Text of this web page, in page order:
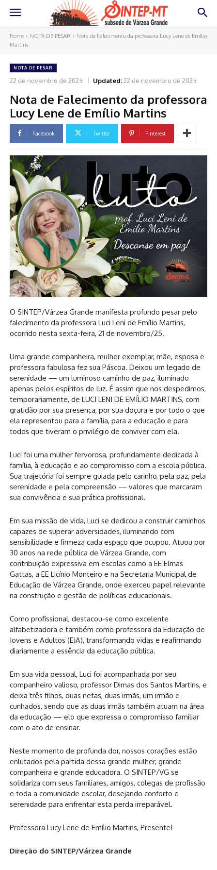
Home NOTA DE PESAR
Nota de Falecimento da professora Lucy Lene de Emílio
Martins
NOTA DE PESAR
22 de novembro de 2025 Updated:22 de novembro de 2025
Nota de Falecimento da professora
Lucy Lene de Emílio Martins
Facebook Twitter Pinterest
O SINTEP/Várzea Grande manifesta profundo pesar pelo
falecimento da professora Luci Leni de Emílio Martins,
ocorrido nesta sexta-feira, 21 de novembro/25.
Uma grande companheira, mulher exemplar, mãe, esposa e
professora fabulosa fez sua Páscoa. Deixou um legado de
serenidade — um luminoso caminho de paz, iluminado
apenas pelos espíritos de luz. É assim que nos despedimos,
temporariamente, de LUCI LENI DE EMÍLIO MARTINS, com
gratidão por sua presença, por sua doçura e por tudo o que
ela representou para a família, para a educação e para
todos que tiveram o privilégio de conviver com ela.
Luci foi uma mulher fervorosa, profundamente dedicada à
família, à educação e ao compromisso com a escola pública.
Sua trajetória foi sempre guiada pelo carinho, pela paz, pela
serenidade e pela compreensão — valores que marcaram
sua convivência e sua prática profissional.
Em sua missão de vida, Luci se dedicou a construir caminhos
capazes de superar adversidades, iluminando com
sensibilidade e firmeza cada espaço que ocupou. Atuou por
30 anos na rede pública de Várzea Grande, com
contribuição expressiva em escolas como a EE Elmas
Gattas, a EE Licínio Monteiro e na Secretaria Municipal de
Educação de Várzea Grande, onde exerceu papel relevante
na construção e gestão de políticas educacionais.
Como profissional, destacou-se como excelente
alfabetizadora e também como professora da Educação de
Jovens e Adultos (EJA), transformando vidas e reafirmando
diariamente a essência da educação pública.
Em sua vida pessoal, Luci foi acompanhada por seu
companheiro valioso, professor Dimas dos Santos Martins, e
deixa três filhos, duas netas, duas irmãs, um irmão e
cunhados, sendo que as duas irmãs também atuam na área
da educação — elo que expressa o compromisso familiar
com o ato de ensinar.
Neste momento de profunda dor, nossos corações estão
enlutados pela partida dessa grande mulher, grande
companheira e grande educadora. O SINTEP/VG se
solidariza com seus familiares, amigos, colegas de profissão
e toda a comunidade escolar, desejando conforto e
serenidade para enfrentar esta perda irreparável.
Professora Lucy Lene de Emílio Martins, Presente!
Direção do SINTEP/Várzea Grande